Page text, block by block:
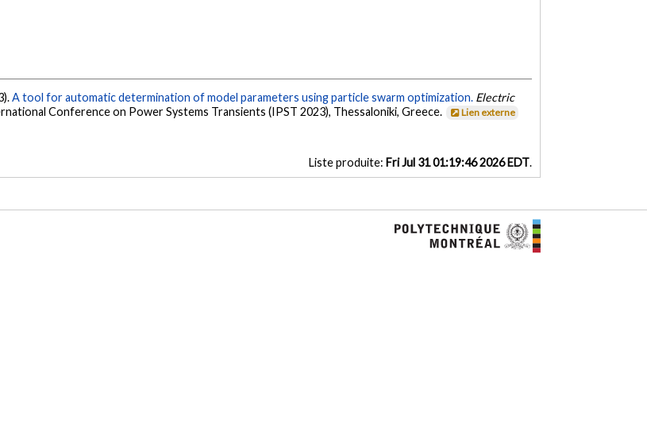
A tool for automatic determination of model parameters using particle swarm optimization. Electric
Conference on Power Systems Transients (IPST 2023), Thessaloniki, Greece. Lien externe
Liste produite: Fri Jul 31 01:19:46 2026 EDT.